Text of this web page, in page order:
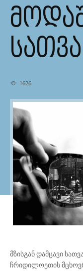
1626
მზისგან დამცავი
ჩრიდილოეთის